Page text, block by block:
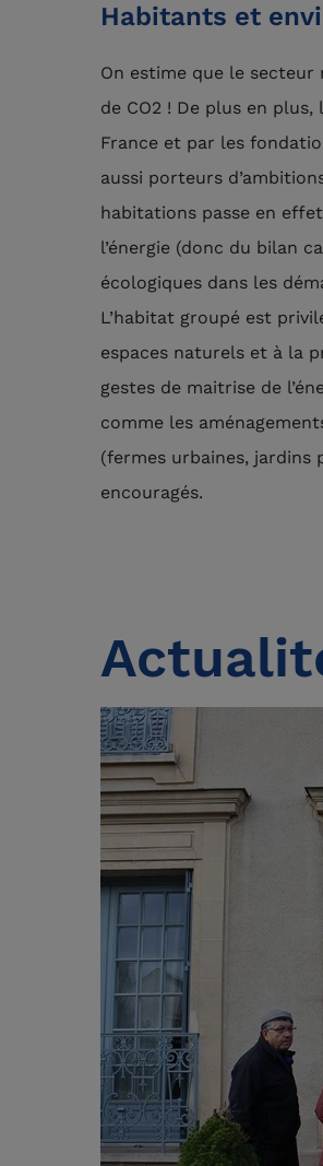
Habitants et
On estime que le secteur
de CO2 ! De plus en
France et par les
aussi porteurs
habitations passe en
l’énergie (donc du bilan
écologiques dans les
L’habitat groupé est
espaces naturels et à la
gestes de maitrise de
comme les
(fermes urbaines, jardins
encouragés.